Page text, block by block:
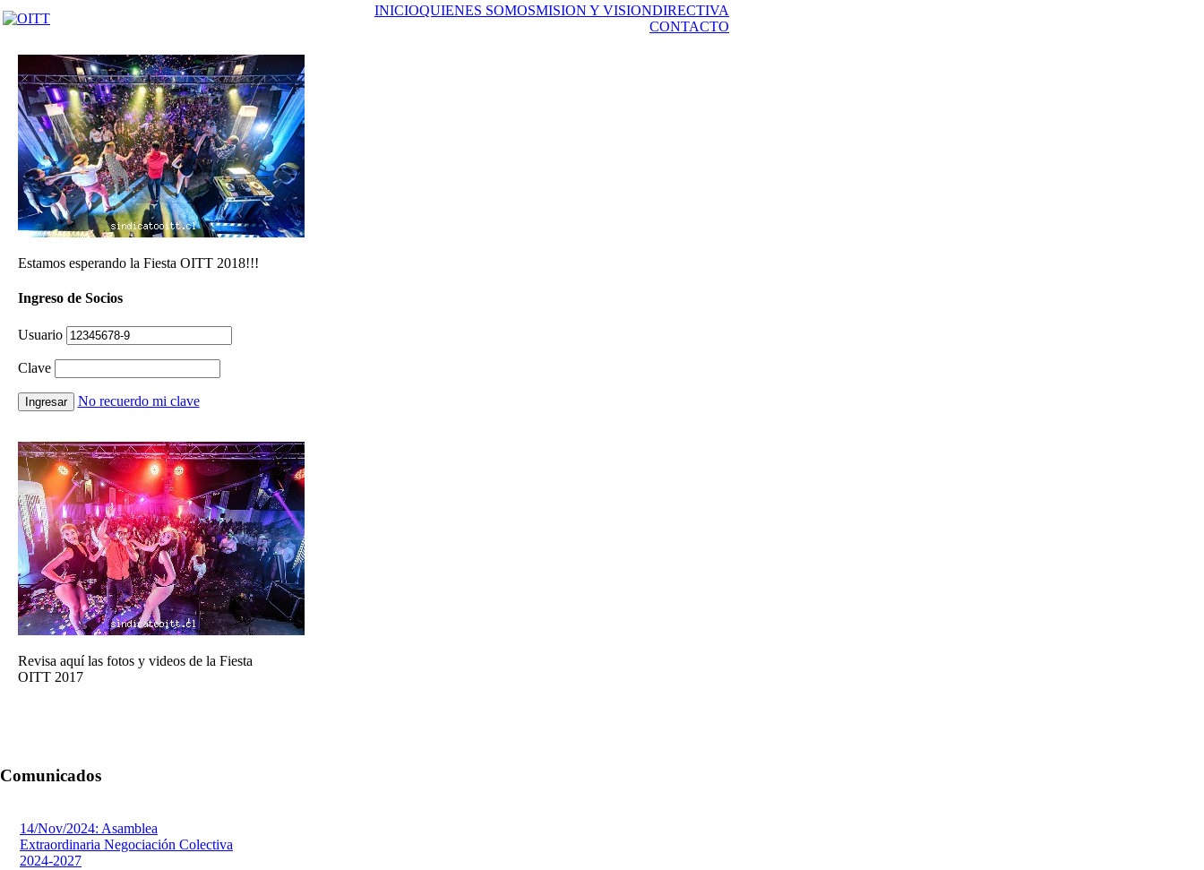
INICIOQUIENES SOMOSMISION Y VISIONDIRECTIVA
CONTACTO
Estamos esperando la Fiesta OITT 2018!!!
Ingreso de Socios
Usuario
Clave
Ingresar No recuerdo mi clave
Revisa aquí las fotos y videos de la Fiesta
OITT 2017
Comunicados
14/Nov/2024: Asamblea
Extraordinaria Negociación Colectiva
2024-2027